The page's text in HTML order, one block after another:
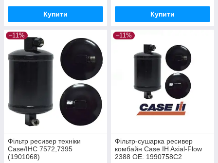
Купити Купити
–11%
Фільтр ресивер техніки
Case/IHC 7572,7395
(1901068)
–11%
Фільтр-сушарка ресивер
комбайн Case IH Axial-Flow
2388 OE: 1990758C2